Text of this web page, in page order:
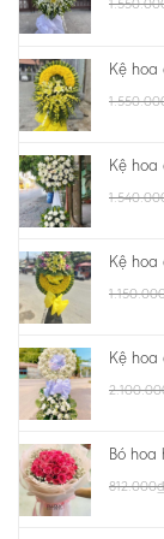
Kệ hoa
Kệ hoa
Kệ hoa
Kệ hoa
Bó hoa
812.000₫